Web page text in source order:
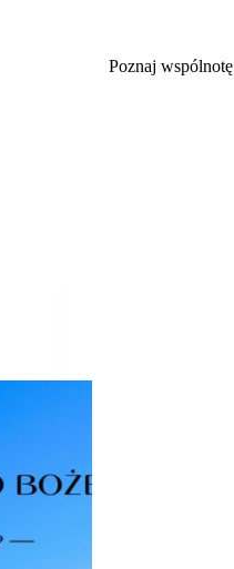
Poznaj wspólnotę